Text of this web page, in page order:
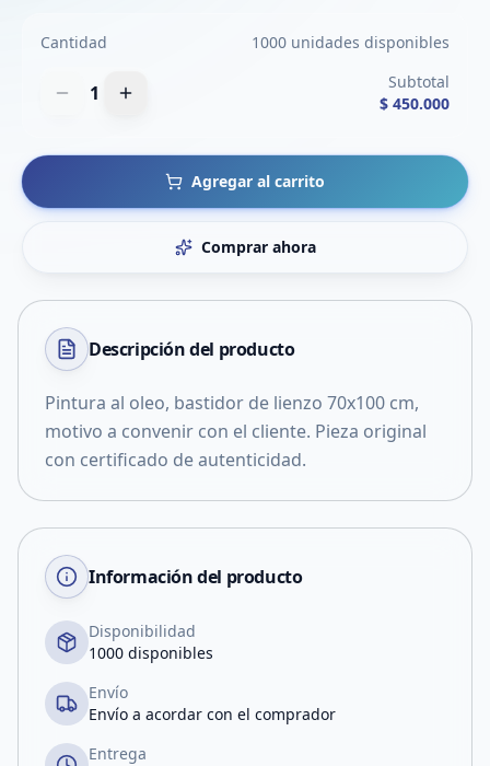
Cantidad 1000 unidades disponibles
1
Subtotal
$ 450.000
Agregar al carrito
Comprar ahora
Descripción del producto
Pintura al oleo, bastidor de lienzo 70x100 cm,
motivo a convenir con el cliente. Pieza original
con certificado de autenticidad.
Información del producto
Disponibilidad
1000 disponibles
Envío
Envío a acordar con el comprador
Entrega